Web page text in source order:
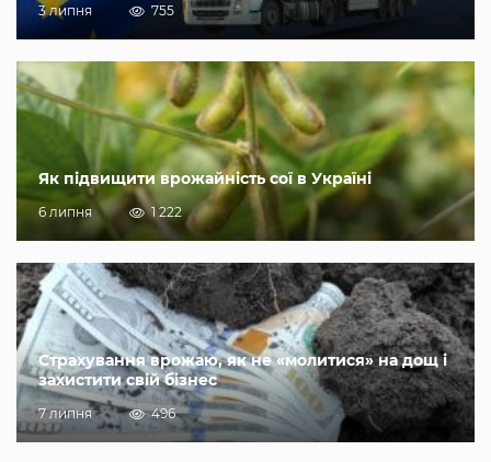
3 липня 755
Як підвищити врожайність сої в Україні
6 липня 1 222
Страхування врожаю, як не «молитися» на дощ і
захистити свій бізнес
7 липня 496